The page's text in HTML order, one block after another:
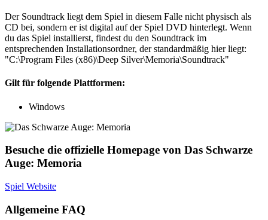
Der Soundtrack liegt dem Spiel in diesem Falle nicht physisch als
CD bei, sondern er ist digital auf der Spiel DVD hinterlegt. Wenn
du das Spiel installierst, findest du den Soundtrack im
entsprechenden Installationsordner, der standardmäßig hier liegt:
"C:\Program Files (x86)\Deep Silver\Memoria\Soundtrack"
Gilt für folgende Plattformen:
Windows
Besuche die offizielle Homepage von Das Schwarze
Auge: Memoria
Spiel Website
Allgemeine FAQ